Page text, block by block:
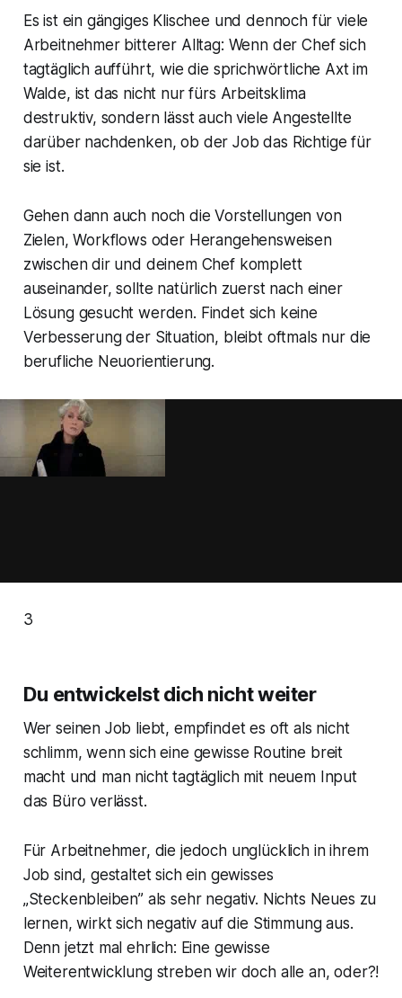
Es ist ein gängiges Klischee und dennoch für viele
Arbeitnehmer bitterer Alltag: Wenn der Chef sich
tagtäglich aufführt, wie die sprichwörtliche Axt im
Walde, ist das nicht nur fürs Arbeitsklima
destruktiv, sondern lässt auch viele Angestellte
darüber nachdenken, ob der Job das Richtige für
sie ist.
Gehen dann auch noch die Vorstellungen von
Zielen, Workflows oder Herangehensweisen
zwischen dir und deinem Chef komplett
auseinander, sollte natürlich zuerst nach einer
Lösung gesucht werden. Findet sich keine
Verbesserung der Situation, bleibt oftmals nur die
berufliche Neuorientierung.
3
Du entwickelst dich nicht weiter
Wer seinen Job liebt, empfindet es oft als nicht
schlimm, wenn sich eine gewisse Routine breit
macht und man nicht tagtäglich mit neuem Input
das Büro verlässt.
Für Arbeitnehmer, die jedoch unglücklich in ihrem
Job sind, gestaltet sich ein gewisses
„Steckenbleiben” als sehr negativ. Nichts Neues zu
lernen, wirkt sich negativ auf die Stimmung aus.
Denn jetzt mal ehrlich: Eine gewisse
Weiterentwicklung streben wir doch alle an, oder?!